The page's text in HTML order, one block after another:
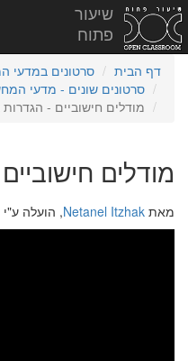
שיעור
פתוח
דף הבית
סרטונים במדעי
סרטונים שונים - מדעי
מודלים חישוביים - הגדרות
מודלים
מאת Netanel Itzhak, הועלה ע"י תומר